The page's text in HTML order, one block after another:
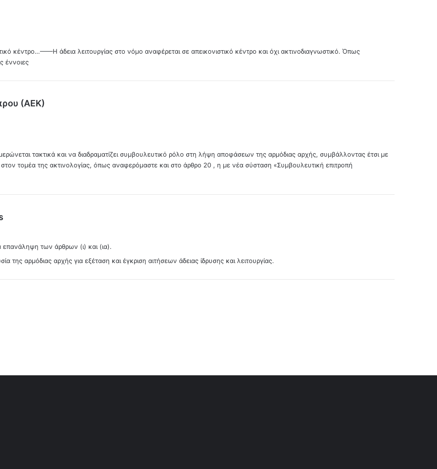
κέντρο…——Η άδεια λειτουργίας στο νόμο αναφέρεται σε απεικονιστικό κέντρο και όχι ακτινοδιαγνωστικό. Όπως
έννοιες
(ΑΕΚ)
τακτικά και να διαδραματίζει συμβουλευτικό ρόλο στη λήψη αποφάσεων της αρμόδιας αρχής, συμβάλλοντας έτσι με
στον τομέα της ακτινολογίας, όπως αναφερόμαστε και στο άρθρο 20 , η με νέα σύσταση «Συμβουλευτική επιτροπή
ι
:
επανάληψη των άρθρων (ι) και (ια).
της αρμόδιας αρχής για εξέταση και έγκριση αιτήσεων άδειας ίδρυσης και λειτουργίας.